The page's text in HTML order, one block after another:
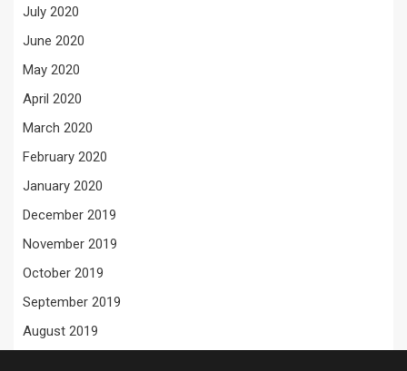
July 2020
June 2020
May 2020
April 2020
March 2020
February 2020
January 2020
December 2019
November 2019
October 2019
September 2019
August 2019